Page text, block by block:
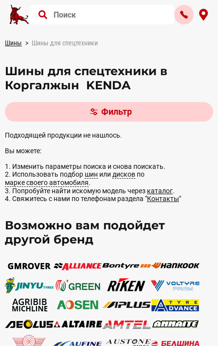
Шины Шины для спецтехники
Шины для спецтехники в
Коргалжын KENDA
Фильтр
Подходящей продукции не нашлось.
Вы можете:
1. Изменить параметры поиска и снова поискать.
2. Использовать подбор шин или дисков по
марке своего автомобиля.
3. Попробуйте найти искомую модель через каталог.
4. Свяжитесь с нами по телефонам раздела "Контакты"
Возможно вам подойдет
другой бренд